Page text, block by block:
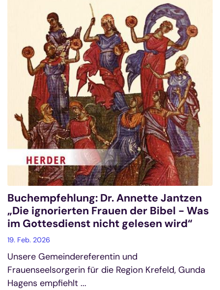
Buchempfehlung: Dr. Annette Jantzen
„Die ignorierten Frauen der Bibel - Was
im Gottesdienst nicht gelesen wird“
19. Feb. 2026
Unsere Gemeindereferentin und
Frauenseelsorgerin für die Region Krefeld, Gunda
Hagens empfiehlt ...